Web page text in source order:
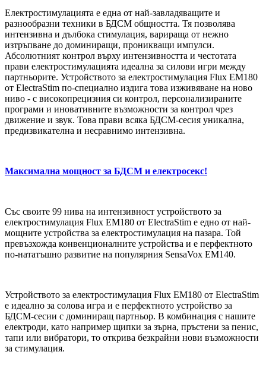
Електростимулацията е една от най-завладяващите и
разнообразни техники в БДСМ общността. Тя позволява
интензивна и дълбока стимулация, варираща от нежно
изтръпване до доминиращи, проникващи импулси.
Абсолютният контрол върху интензивността и честотата
прави електростимулацията идеална за силови игри между
партньорите. Устройството за електростимулация Flux EM180
от ElectraStim по-специално издига това изживяване на ново
ниво - с високопрецизния си контрол, персонализираните
програми и иновативните възможности за контрол чрез
движение и звук. Това прави всяка БДСМ-сесия уникална,
предизвикателна и несравнимо интензивна.
Максимална мощност за БДСМ и електросекс!
Със своите 99 нива на интензивност устройството за
електростимулация Flux EM180 от ElectraStim е едно от най-
мощните устройства за електростимулация на пазара. Той
превъзхожда конвенционалните устройства и е перфектното
по-нататъшно развитие на популярния SensaVox EM140.
Устройството за електростимулация Flux EM180 от ElectraStim
е идеално за солова игра и е перфектното устройство за
БДСМ-сесии с доминиращ партньор. В комбинация с нашите
електроди, като например щипки за зърна, пръстени за пенис,
тапи или вибратори, то открива безкрайни нови възможности
за стимулация.